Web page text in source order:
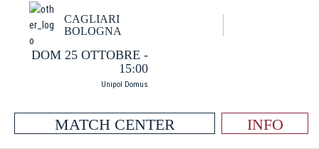
CAGLIARI
BOLOGNA
DOM 25 OTTOBRE -
15:00
Unipol Domus
MATCH CENTER INFO